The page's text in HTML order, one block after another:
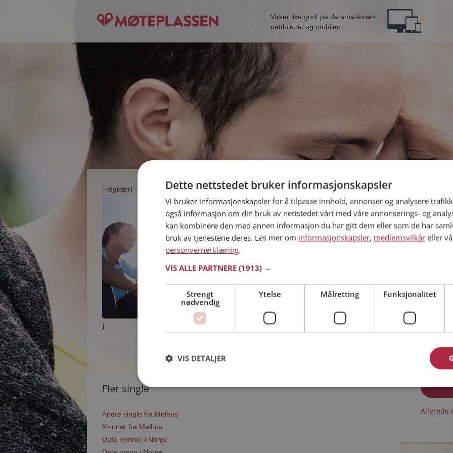
Virker like godt på datamaskinen,
nettbrettet og mobilen
[[register]
]
Fler single
Andre single fra Melhus
Kvinner fra Melhus
Date kvinner i Norge
Jeg er en:
Jeg
Jeg
Allerede
Dette nettstedet bruker informasjonskapsler
Vi bruker informasjonskapsler for å tilpasse innhold, annonser og analysere
også informasjon om din bruk av nettstedet vårt med våre annonserings- og
kan kombinere den med annen informasjon du har gitt dem eller som de har
bruk av tjenestene deres. Les mer om informasjonskapsler, medlemsvilkår eller
personvernerklæring.
VIS ALLE PARTNERE (1913) →
Strengt
nødvendig
Ytelse Målretting Funksjonalitet
VIS DETALJER